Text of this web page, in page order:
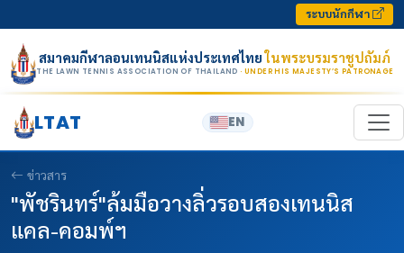
ระบบนักกีฬา
สมาคมกีฬาลอนเทนนิสแห่งประเทศไทยในพระบรมราชูปถัมภ์
THE LAWN TENNIS ASSOCIATION OF THAILAND · UNDER HIS MAJESTY’S PATRONAGE
LTAT EN
ข่าวสาร
"พัชรินทร์"ล้มมือวางลิ่วรอบสองเทนนิส
แคล-คอมพ์ฯ